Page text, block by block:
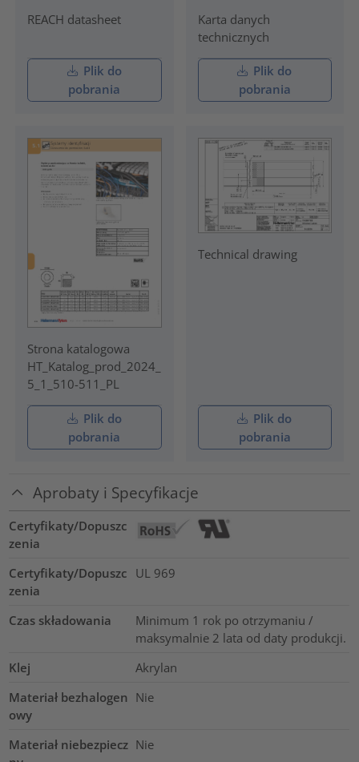
REACH datasheet
Plik do
pobrania
Karta danych
technicznych
Plik do
pobrania
Strona katalogowa
HT_Katalog_prod_2024_
5_1_510-511_PL
Plik do
pobrania
Technical drawing
Plik do
pobrania
Aprobaty i Specyfikacje
Certyfikaty/Dopuszc
zenia
Certyfikaty/Dopuszc
zenia
UL 969
Czas składowania
Minimum 1 rok po otrzymaniu /
maksymalnie 2 lata od daty produkcji.
Klej
Akrylan
Materiał bezhalogen
owy
Nie
Materiał niebezpiecz Nie